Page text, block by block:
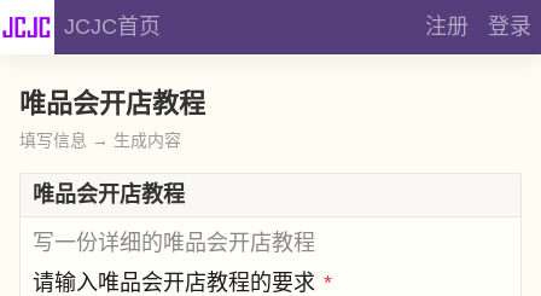
JCJC首页 注册 登录
唯品会开店教程
填写信息 → 生成内容
唯品会开店教程
写一份详细的唯品会开店教程
请输入唯品会开店教程的要求 *